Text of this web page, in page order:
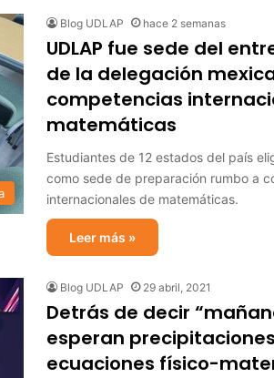
Blog UDLAP hace 2 semanas
UDLAP fue sede del
de la delegación
competencias
matemáticas
Estudiantes de 12 estados del país
como sede de preparación rumbo a
internacionales de matemáticas.
Leer más »
Blog UDLAP 29 abril, 2021
Detrás de decir
esperan
ecuaciones físico-